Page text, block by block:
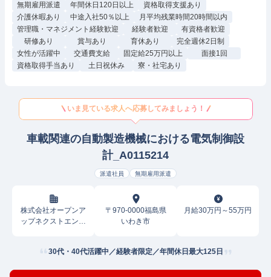
無期雇用派遣 年間休日120日以上
資格取得支援あり
介護休暇あり
中途入社50％以上
月平均残業時間20時間以内
管理職・マネジメント経験歓迎
経験者歓迎
有資格者歓迎
研修あり
賞与あり 育休あり
完全週休2日制
女性が活躍中
交通費支給 固定給25万円以上
面接1回
資格取得手当あり
土日祝休み 寮・社宅あり
いま見ている求人へ応募してみましょう！
車載関連の自動製造機械における電気制御設
計_A0115214
派遣社員 無期雇用派遣
株式会社オープンア
ップネクストエンジ
〒970-0000福島県
いわき市
月給30万円～55万円
30代・40代活躍中／経験者限定／年間休日最大125日